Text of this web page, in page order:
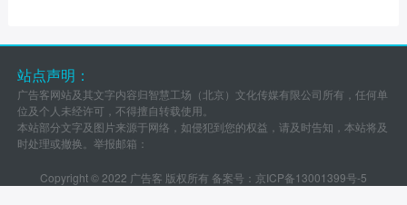
站点声明：
广告客网站及其文字内容归智慧工场（北京）文化传媒有限公司所有，任何单
位及个人未经许可，不得擅自转载使用。
本站部分文字及图片来源于网络，如侵犯到您的权益，请及时告知，本站将及
时处理或撤换。举报邮箱：
Copyright © 2022 广告客 版权所有 备案号： 京ICP备13001399号-5